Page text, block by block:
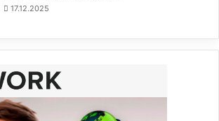
17.12.2025